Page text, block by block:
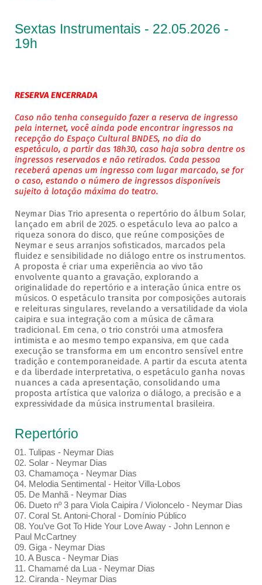
Sextas Instrumentais - 22.05.2026 -
19h
RESERVA ENCERRADA
Caso não tenha conseguido fazer a reserva de ingresso
pela internet, você ainda pode encontrar ingressos na
recepção do Espaço Cultural BNDES, no dia do
espetáculo, a partir das 18h30, caso haja sobra dentre os
ingressos reservados e não retirados. Cada pessoa
receberá apenas um ingresso com lugar marcado, se for
o caso, estando o número de ingressos disponíveis
sujeito à lotação máxima do teatro.
Neymar Dias Trio apresenta o repertório do álbum Solar,
lançado em abril de 2025. o espetáculo leva ao palco a
riqueza sonora do disco, que reúne composições de
Neymar e seus arranjos sofisticados, marcados pela
fluidez e sensibilidade no diálogo entre os instrumentos.
A proposta é criar uma experiência ao vivo tão
envolvente quanto a gravação, explorando a
originalidade do repertório e a interação única entre os
músicos. O espetáculo transita por composições autorais
e releituras singulares, revelando a versatilidade da viola
caipira e sua integração com a música de câmara
tradicional. Em cena, o trio constrói uma atmosfera
intimista e ao mesmo tempo expansiva, em que cada
execução se transforma em um encontro sensível entre
tradição e contemporaneidade. A partir da escuta atenta
e da liberdade interpretativa, o espetáculo ganha novas
nuances a cada apresentação, consolidando uma
proposta artística que valoriza o diálogo, a precisão e a
expressividade da música instrumental brasileira.
Repertório
01. Tulipas - Neymar Dias
02. Solar - Neymar Dias
03. Chamamoça - Neymar Dias
04. Melodia Sentimental - Heitor Villa-Lobos
05. De Manhã - Neymar Dias
06. Dueto nº 3 para Viola Caipira / Violoncelo - Neymar Dias
07. Coral St. Antoni-Choral - Domínio Público
08. You’ve Got To Hide Your Love Away - John Lennon e
Paul McCartney
09. Giga - Neymar Dias
10. A Busca - Neymar Dias
11. Chamamé da Lua - Neymar Dias
12. Ciranda - Neymar Dias